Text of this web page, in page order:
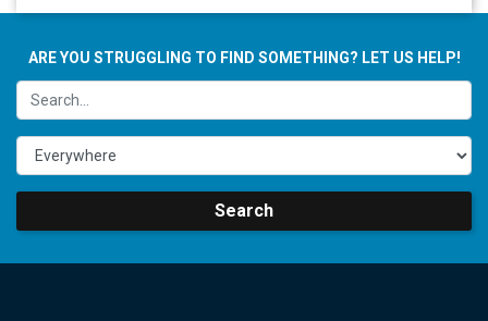
ARE YOU STRUGGLING TO FIND SOMETHING? LET US HELP!
Search